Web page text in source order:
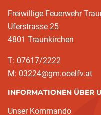
Freiwillige Feuerwehr
Uferstrasse 25
4801 Traunkirchen
T: 07617/2222
M: 03224@gm.ooelfv.at
INFORMATIONEN ÜBER
Unser Kommando